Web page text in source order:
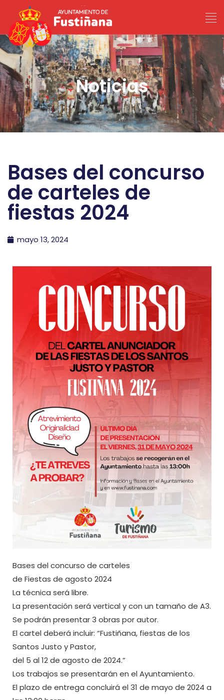
Noticias
Bases del concurso
de carteles de
fiestas 2024
mayo 13, 2024
Bases del concurso de carteles
de Fiestas de agosto 2024
La técnica será libre.
La presentación será vertical y con un tamaño de A3.
Se podrán presentar 3 obras por autor.
El cartel deberá incluir: “Fustiñana, fiestas de los
Santos Justo y Pastor,
del 5 al 12 de agosto de 2024.”
Los trabajos se presentarán en el Ayuntamiento.
El plazo de entrega concluirá el 31 de mayo de 2024 a